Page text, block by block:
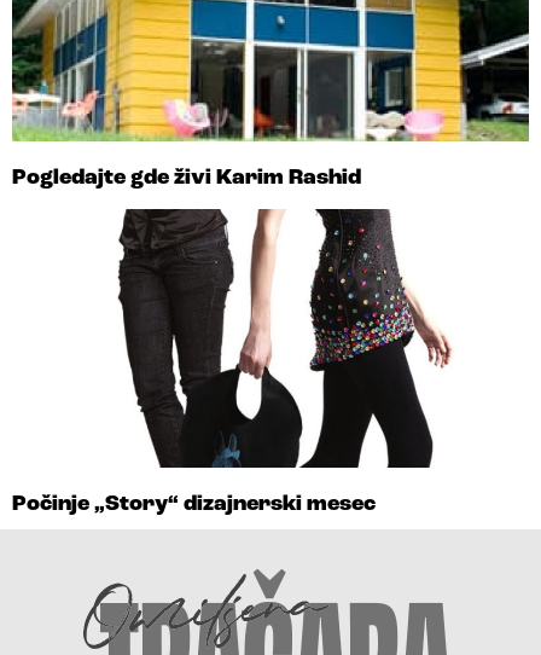
Pogledajte gde živi Karim Rashid
Počinje „Story“ dizajnerski mesec